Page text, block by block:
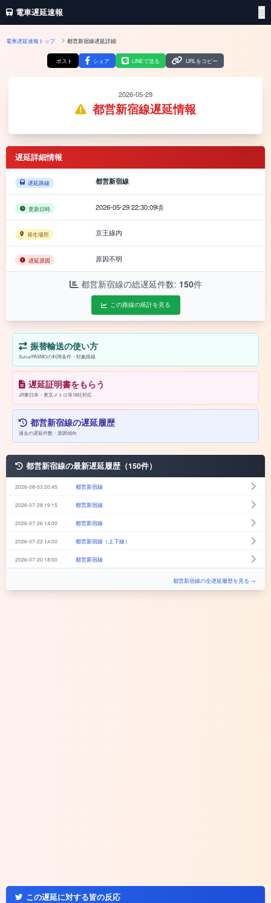
電車遅延速報
電車遅延速報トップ 都営新宿線遅延詳細
ポスト シェア LINEで送る URLをコピー
2026-05-29
都営新宿線遅延情報
遅延詳細情報
遅延路線 都営新宿線
更新日時 2026-05-29 22:30:09頃
発生場所 京王線内
遅延原因 原因不明
都営新宿線の総遅延件数: 150件
この路線の統計を見る
振替輸送の使い方
Suica/PASMOの利用条件・対象路線
遅延証明書をもらう
JR東日本・東京メトロ等18社対応
都営新宿線の遅延履歴
過去の遅延件数・原因傾向
都営新宿線の最新遅延履歴（150件）
2026-08-03 20:45 都営新宿線
2026-07-28 19:15 都営新宿線
2026-07-26 14:00 都営新宿線
2026-07-22 14:00 都営新宿線（上下線）
2026-07-20 18:00 都営新宿線
都営新宿線の全遅延履歴を見る →
この遅延に対する皆の反応